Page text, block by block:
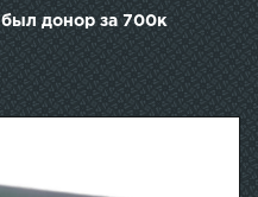
донор за 700к